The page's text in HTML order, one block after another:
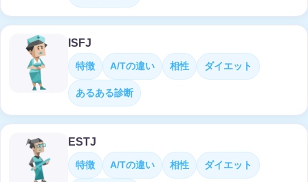
ISFJ
特徴 A/Tの違い 相性 ダイエット
あるある診断
ESTJ
特徴 A/Tの違い 相性 ダイエット